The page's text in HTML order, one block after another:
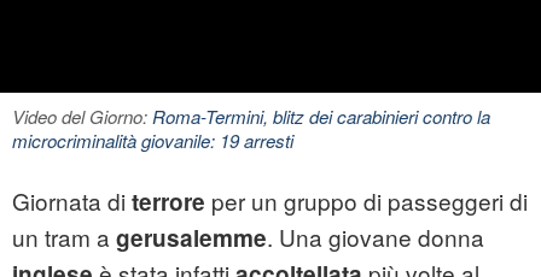
Video del Giorno:Roma-Termini, blitz dei carabinieri contro la
microcriminalità giovanile: 19 arresti
Giornata di terrore per un gruppo di passeggeri di
un tram a gerusalemme. Una giovane donna